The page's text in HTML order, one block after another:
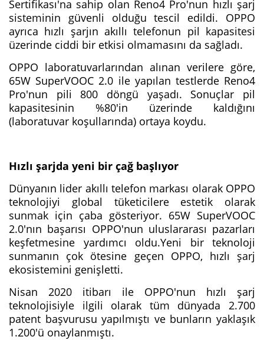
Sertifikası'na sahip olan Reno4 Pro'nun hızlı şarj
sisteminin güvenli olduğu tescil edildi. OPPO
ayrıca hızlı şarjın akıllı telefonun pil kapasitesi
üzerinde ciddi bir etkisi olmamasını da sağladı.
OPPO laboratuvarlarından alınan verilere göre,
65W SuperVOOC 2.0 ile yapılan testlerde Reno4
Pro'nun pili 800 döngü yaşadı. Sonuçlar pil
kapasitesinin %80'in üzerinde kaldığını
(laboratuvar koşullarında) ortaya koydu.
Hızlı şarjda yeni bir çağ başlıyor
Dünyanın lider akıllı telefon markası olarak OPPO
teknolojiyi global tüketicilere estetik olarak
sunmak için çaba gösteriyor. 65W SuperVOOC
2.0'nın başarısı OPPO'nun uluslararası pazarları
keşfetmesine yardımcı oldu.Yeni bir teknoloji
sunmanın çok ötesine geçen OPPO, hızlı şarj
ekosistemini genişletti.
Nisan 2020 itibarı ile OPPO'nun hızlı şarj
teknolojisiyle ilgili olarak tüm dünyada 2.700
patent başvurusu yapılmıştı ve bunların yaklaşık
1.200'ü onaylanmıştı.